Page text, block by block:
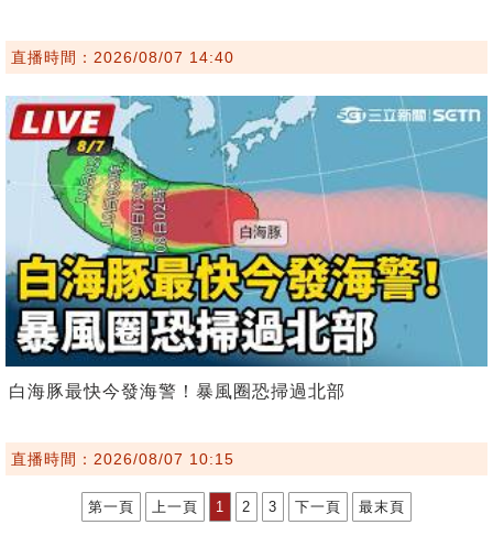
直播時間：2026/08/07 14:40
白海豚最快今發海警！暴風圈恐掃過北部
直播時間：2026/08/07 10:15
第一頁 上一頁 1 2 3 下一頁 最末頁